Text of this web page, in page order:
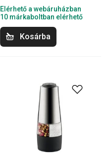
Elérhető a webáruházban
10 márkaboltban elérhető
Kosárba